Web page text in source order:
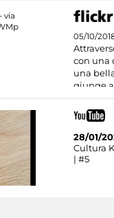
05/10/
con una
una
giunge
28/01/
Cultura
| #5